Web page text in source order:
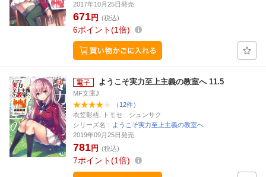
2017年10月25日発売
671円 (税込)
6ポイント 1倍
ようこそ実力至上主義の教室へ 11.5
MF文庫J
（12件）
衣笠彰梧, トモセ シュンサク
シリーズ名： ようこそ実力至上主義の教室へ
2019年09月25日発売
781円 (税込)
7ポイント 1倍